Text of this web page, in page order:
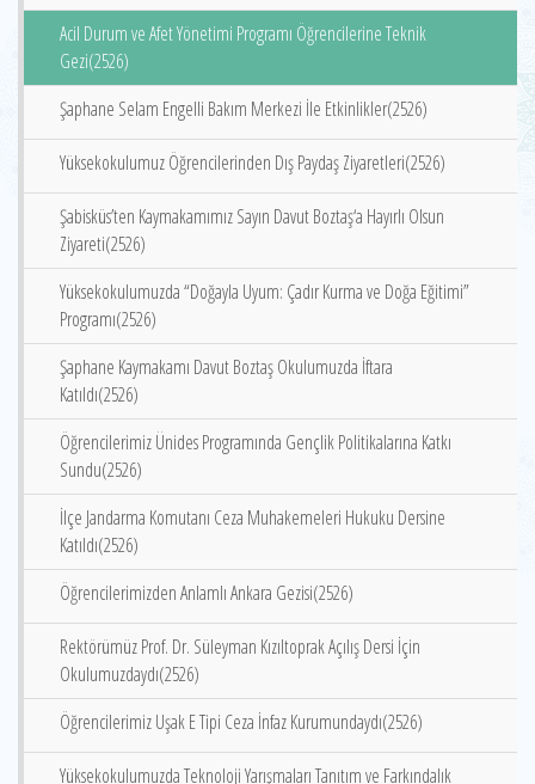
Acil Durum ve Afet Yönetimi Programı Öğrencilerine Teknik
Gezi(2526)
Şaphane Selam Engelli Bakım Merkezi İle Etkinlikler(2526)
Yüksekokulumuz Öğrencilerinden Dış Paydaş Ziyaretleri(2526)
Şabisküs’ten Kaymakamımız Sayın Davut Boztaş‘a Hayırlı Olsun
Ziyareti(2526)
Yüksekokulumuzda “Doğayla Uyum: Çadır Kurma ve Doğa Eğitimi”
Programı(2526)
Şaphane Kaymakamı Davut Boztaş Okulumuzda İftara
Katıldı(2526)
Öğrencilerimiz Ünides Programında Gençlik Politikalarına Katkı
Sundu(2526)
İlçe Jandarma Komutanı Ceza Muhakemeleri Hukuku Dersine
Katıldı(2526)
Öğrencilerimizden Anlamlı Ankara Gezisi(2526)
Rektörümüz Prof. Dr. Süleyman Kızıltoprak Açılış Dersi İçin
Okulumuzdaydı(2526)
Öğrencilerimiz Uşak E Tipi Ceza İnfaz Kurumundaydı(2526)
Yüksekokulumuzda Teknoloji Yarışmaları Tanıtım ve Farkındalık